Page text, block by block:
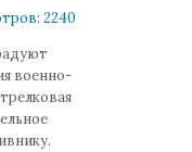
2240
военно-